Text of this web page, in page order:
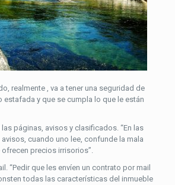
realmente , va a tener una seguridad de
estafada y que se cumpla lo que le están
páginas, avisos y clasificados. “En las
cuando uno lee, confunde la mala
precios irrisorios”.
“Pedir que les envíen un contrato por mail
todas las características del inmueble